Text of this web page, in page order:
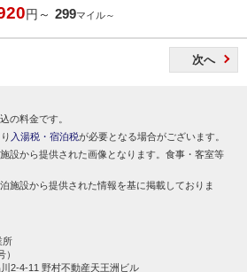
円～ 299マイル～
次へ
の料金です。
入湯税・宿泊税が必要となる場合がございます。
設から提供された画像となります。食事・客室等
施設から提供された情報を基に掲載しておりま
所
）
2-4-11 野村不動産天王洲ビル